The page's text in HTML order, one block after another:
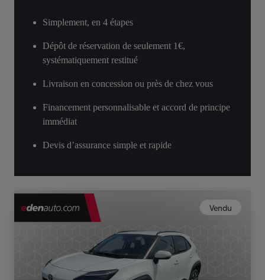
Simplement, en 4 étapes
Dépôt de réservation de seulement 1€,
systématiquement restitué
Livraison en concession ou près de chez vous
Financement personnalisable et accord de principe
immédiat
Devis d’assurance simple et rapide
Vendu